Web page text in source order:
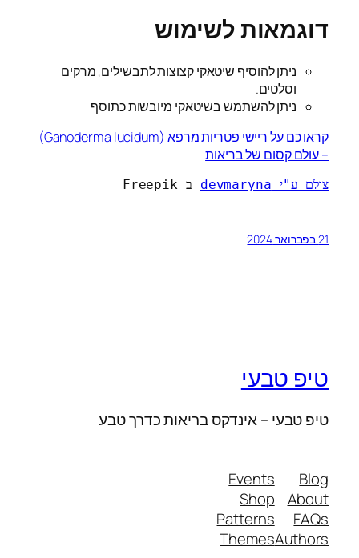
דוגמאות לשימוש
ניתן להוסיף שיטאקי קצוצות לתבשילים, מרקים
וסלטים.
ניתן להשתמש בשיטאקי מיובשות כתוסף
קראו כם על ריישי פטריות מרפא (Ganoderma lucidum)
– עולם קסום של בריאות
צולם ע"י devmaryna ב Freepik
21 בפברואר 2024
טיפ טבעי
טיפ טבעי – אינדקס בריאות כדרך טבע
Blog
About
FAQs
Authors
Events
Shop
Patterns
Themes